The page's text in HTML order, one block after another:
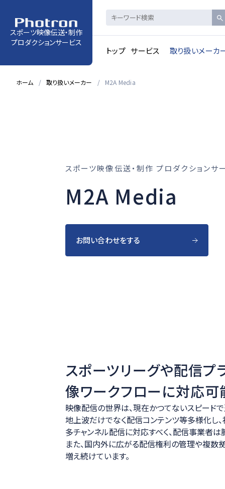
スポーツ映像伝送・制作
プロダクションサービス
トップ サービス 取り扱いメーカ
ホーム 取り扱いメーカー M2A Media
スポーツ映像伝送・制作 プロダクションサ
M2A Media
お問い合わせをする
スポーツリーグや配信プ
像ワークフローに対応可
映像配信の世界は、現在かつてないスピードで
地上波だけでなく配信コンテンツ等多様化し
多チャンネル配信に対応すべく、配信事業者
また、国内外に広がる配信権利の管理や複
増え続けています。